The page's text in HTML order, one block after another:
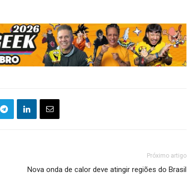
Próximo artigo
Nova onda de calor deve atingir regiões do Brasil